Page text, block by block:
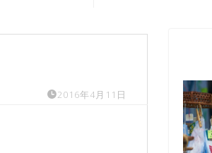
2016年4月11日